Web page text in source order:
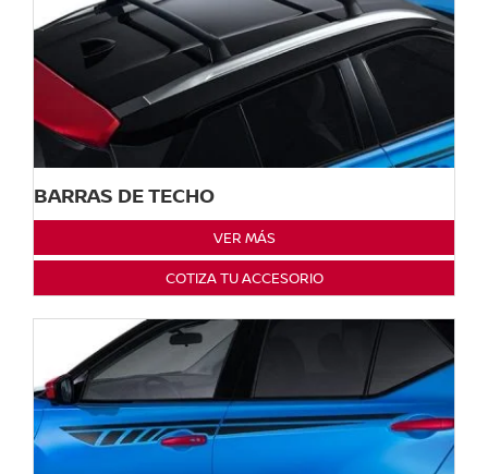
BARRAS DE TECHO
VER MÁS
COTIZA TU ACCESORIO